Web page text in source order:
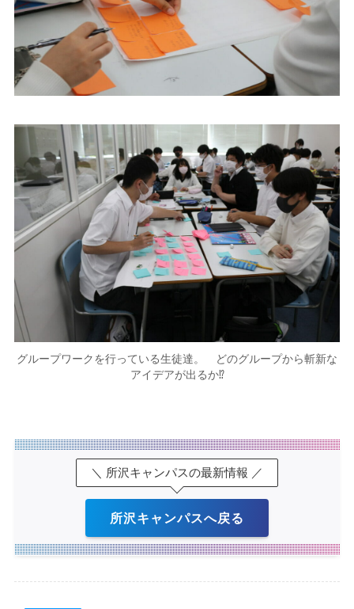
グループワークを行っている生徒達。 どのグループから斬新な
アイデアが出るか⁉
＼ 所沢キャンパスの最新情報 ／
所沢キャンパスへ戻る